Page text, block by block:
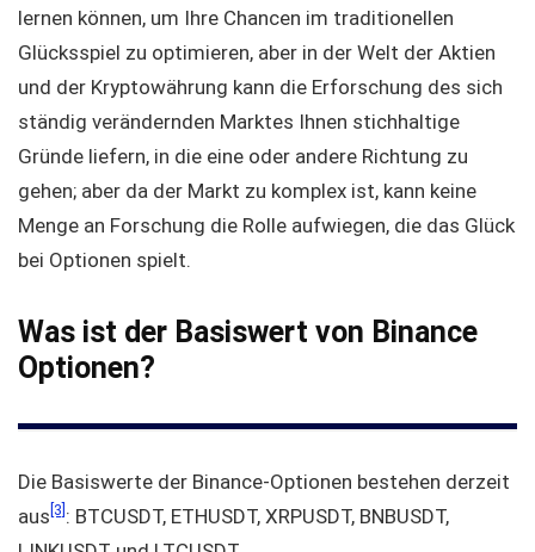
lernen können, um Ihre Chancen im traditionellen
Glücksspiel zu optimieren, aber in der Welt der Aktien
und der Kryptowährung kann die Erforschung des sich
ständig verändernden Marktes Ihnen stichhaltige
Gründe liefern, in die eine oder andere Richtung zu
gehen; aber da der Markt zu komplex ist, kann keine
Menge an Forschung die Rolle aufwiegen, die das Glück
bei Optionen spielt.
Was ist der Basiswert von Binance
Optionen?
Die Basiswerte der Binance-Optionen bestehen derzeit
aus [3] : BTCUSDT, ETHUSDT, XRPUSDT, BNBUSDT,